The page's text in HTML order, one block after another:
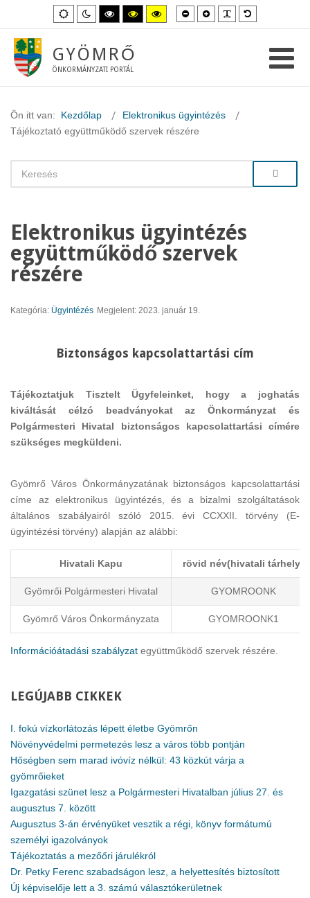
Alapértelmezett
mód
Éjszakai
mód
Magas
kontraszt
fekete-
mód.
Magas
kontraszt
fekete-
Magas
kontraszt
sárga-
Kisebb
betűméret
Nagyobb
betűméret
GYÖMRŐ
ÖNKORMÁNYZATI PORTÁL
Ön itt van: Kezdőlap
Elektronikus ügyintézés
Tájékoztató együttműködő szervek részére
Elektronikus ügyintézés
együttműködő szervek
részére
Kategória: Ügyintézés Megjelent: 2023. január 19.
Biztonságos kapcsolattartási cím
Tájékoztatjuk Tisztelt Ügyfeleinket, hogy a joghatás
kiváltását célzó beadványokat az Önkormányzat és
Polgármesteri Hivatal biztonságos kapcsolattartási címére
szükséges megküldeni.
Gyömrő Város Önkormányzatának biztonságos kapcsolattartási
címe az elektronikus ügyintézés, és a bizalmi szolgáltatások
általános szabályairól szóló 2015. évi CCXXII. törvény (E-
ügyintézési törvény) alapján az alábbi:
Hivatali Kapu rövid név(hivatali tárhely)
Gyömrői Polgármesteri Hivatal GYOMROONK
Gyömrő Város Önkormányzata GYOMROONK1
Információátadási szabályzat együttműködő szervek részére.
LEGÚJABB CIKKEK
I. fokú vízkorlátozás lépett életbe Gyömrőn
Növényvédelmi permetezés lesz a város több pontján
Hőségben sem marad ivóvíz nélkül: 43 közkút várja a
gyömrőieket
Igazgatási szünet lesz a Polgármesteri Hivatalban július 27. és
augusztus 7. között
Augusztus 3-án érvényüket vesztik a régi, könyv formátumú
személyi igazolványok
Tájékoztatás a mezőőri járulékról
Dr. Petky Ferenc szabadságon lesz, a helyettesítés biztosított
Új képviselője lett a 3. számú választókerületnek